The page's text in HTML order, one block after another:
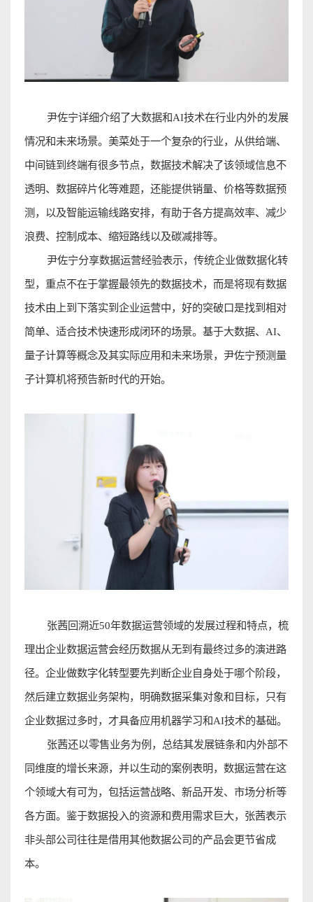
尹佐宁详细介绍了大数据和AI技术在行业内外的发展
情况和未来场景。美菜处于一个复杂的行业，从供给端、
中间链到终端有很多节点，数据技术解决了该领域信息不
透明、数据碎片化等难题，还能提供销量、价格等数据预
测，以及智能运输线路安排，有助于各方提高效率、减少
浪费、控制成本、缩短路线以及碳减排等。
尹佐宁分享数据运营经验表示，传统企业做数据化转
型，重点不在于掌握最领先的数据技术，而是将现有数据
技术由上到下落实到企业运营中，好的突破口是找到相对
简单、适合技术快速形成闭环的场景。基于大数据、 AI、
量子计算等概念及其实际应用和未来场景，尹佐宁预测量
子计算机将预告新时代的开始。
张茜回溯近50年数据运营领域的发展过程和特点，梳
理出企业数据运营会经历数据从无到有最终过多的演进路
径。企业做数字化转型要先判断企业自身处于哪个阶段，
然后建立数据业务架构，明确数据采集对象和目标，只有
企业数据过多时，才具备应用机器学习和AI技术的基础。
张茜还以零售业务为例，总结其发展链条和内外部不
同维度的增长来源，并以生动的案例表明，数据运营在这
个领域大有可为，包括运营战略、新品开发、市场分析等
各方面。鉴于数据投入的资源和费用需求巨大，张茜表示
非头部公司往往是借用其他数据公司的产品会更节省成
本。